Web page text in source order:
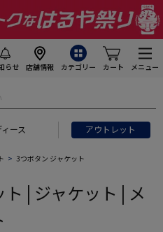
らせ 店舗情報 カテゴリー カート メニュー
ィース アウトレット
スーツ
3つボタン ジャケット
| ジャケット | メ